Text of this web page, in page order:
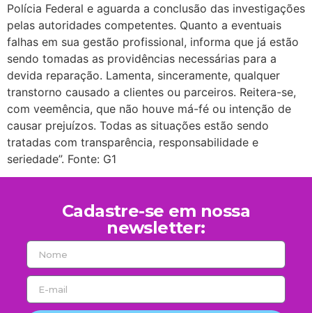
Polícia Federal e aguarda a conclusão das investigações
pelas autoridades competentes. Quanto a eventuais
falhas em sua gestão profissional, informa que já estão
sendo tomadas as providências necessárias para a
devida reparação. Lamenta, sinceramente, qualquer
transtorno causado a clientes ou parceiros. Reitera-se,
com veemência, que não houve má-fé ou intenção de
causar prejuízos. Todas as situações estão sendo
tratadas com transparência, responsabilidade e
seriedade”. Fonte: G1
Cadastre-se em nossa
newsletter: